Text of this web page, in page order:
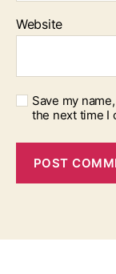
Website
Save my
the next time I